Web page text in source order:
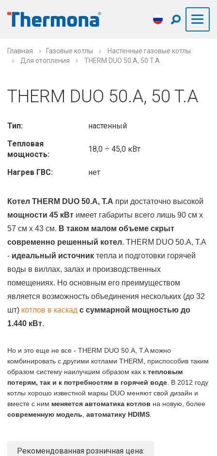
Главная Газовые котлы
Настенные газовые котлы
Для отопления
THERM DUO 50.A, 50 T.A
THERM DUO 50.A, 50 T.A
Тип:
настенный
Тепловая
мощность:
18,0 ÷ 45,0 кВт
Нагрев ГВС: нет
Котел THERM DUO 50.A, T.A при достаточно высокой
мощности 45 кВт имеет габариты всего лишь 90 см х
57 см х 43 см. В таком малом объеме скрыт
современно решенный котел. THERM DUO 50.A, T.A
- идеальный источник тепла и подготовки горячей
воды в виллах, залах и производственных
помещениях. Но основным его преимуществом
является возможность объединения нескольких (до 32
шт) котлов в каскад с суммарной мощностью до
1.440 кВт.
Но и это еще не все - THERM DUO 50.A, T.A можно
комбинировать с другими котлами THERM, приспособив таким
образом систему наилучшим образом как к тепловым
потерям, так и к потребностям в горячей воде . В 2012 году
котлы хорошо известной маркы DUO меняют свой дизайн и
вместе с ним меняется автоматика котлов на новую, более
современную модель автоматику HDIMS
Рекомендованная розничная цена: